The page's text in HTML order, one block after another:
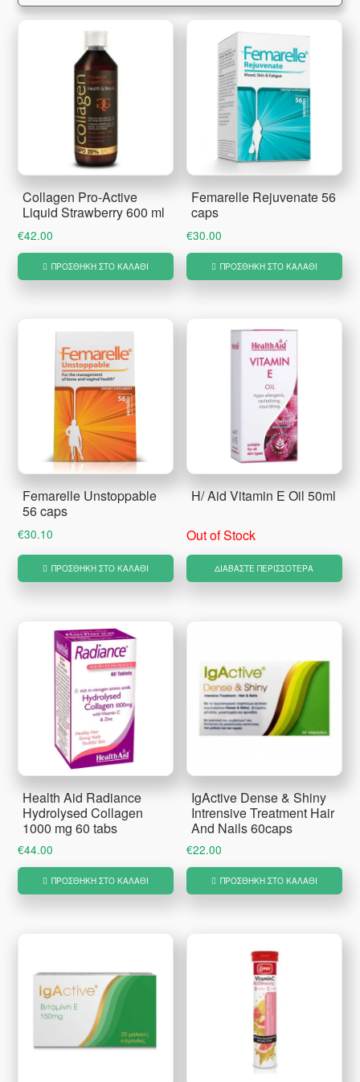
Collagen Pro-Active
Liquid Strawberry 600 ml
€42.00
ΠΡΟΣΘΉΚΗ ΣΤΟ ΚΑΛΆΘΙ
Femarelle Rejuvenate 56
caps
€30.00
ΠΡΟΣΘΉΚΗ ΣΤΟ ΚΑΛΆΘΙ
Femarelle Unstoppable
56 caps
€30.10
ΠΡΟΣΘΉΚΗ ΣΤΟ ΚΑΛΆΘΙ
H/ Aid Vitamin E Oil 50ml
Out of Stock
ΔΙΑΒΆΣΤΕ ΠΕΡΙΣΣΌΤΕΡΑ
Health Aid Radiance
Hydrolysed Collagen
1000 mg 60 tabs
€44.00
ΠΡΟΣΘΉΚΗ ΣΤΟ ΚΑΛΆΘΙ
IgActive Dense & Shiny
Intrensive Treatment Hair
And Nails 60caps
€22.00
ΠΡΟΣΘΉΚΗ ΣΤΟ ΚΑΛΆΘΙ